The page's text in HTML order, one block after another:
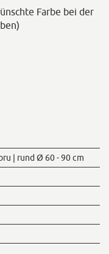
Farbe bei der
| rund Ø 60 - 90 cm